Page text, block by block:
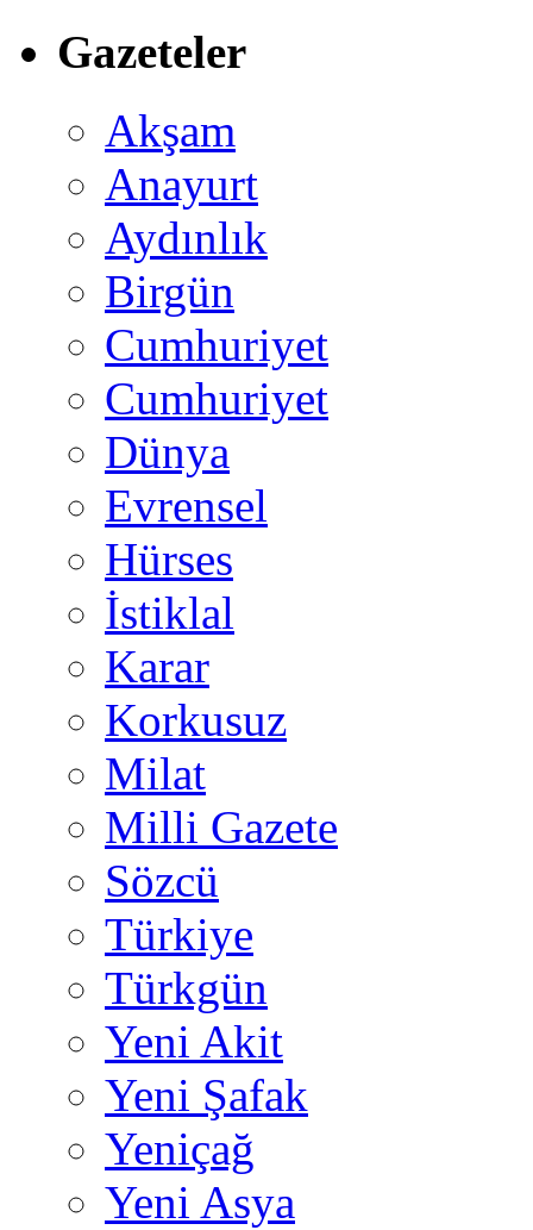
Gazeteler
Akşam
Anayurt
Aydınlık
Birgün
Cumhuriyet
Cumhuriyet
Dünya
Evrensel
Hürses
İstiklal
Karar
Korkusuz
Milat
Milli Gazete
Sözcü
Türkiye
Türkgün
Yeni Akit
Yeni Şafak
Yeniçağ
Yeni Asya